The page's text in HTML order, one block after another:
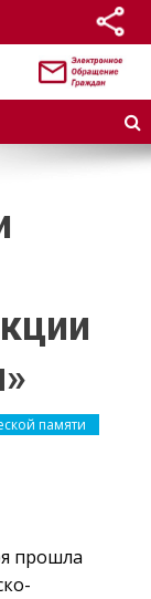
памяти
прошла